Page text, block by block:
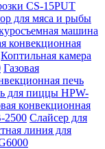
CS-15PUT
для мяса и рыбы
машина
конвекционная
Коптильная камера
Газовая
печь
для пиццы HPW-
конвекционная
2500 Слайсер для
линия для